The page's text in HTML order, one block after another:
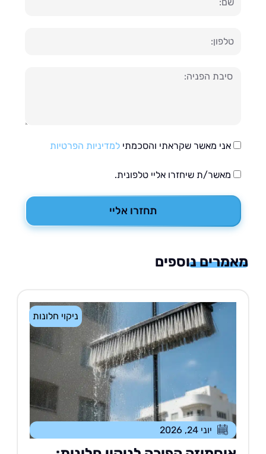
אני מאשר שקראתי והסכמתילמדיניות הפרטיות
מאשר/ת שיחזרו אליי טלפונית.
תחזרו אליי
נוספים
ניקוי חלונות
יוני 24, 2026